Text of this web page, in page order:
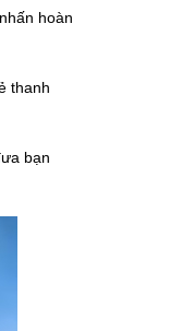
hoàn
thanh
bạn